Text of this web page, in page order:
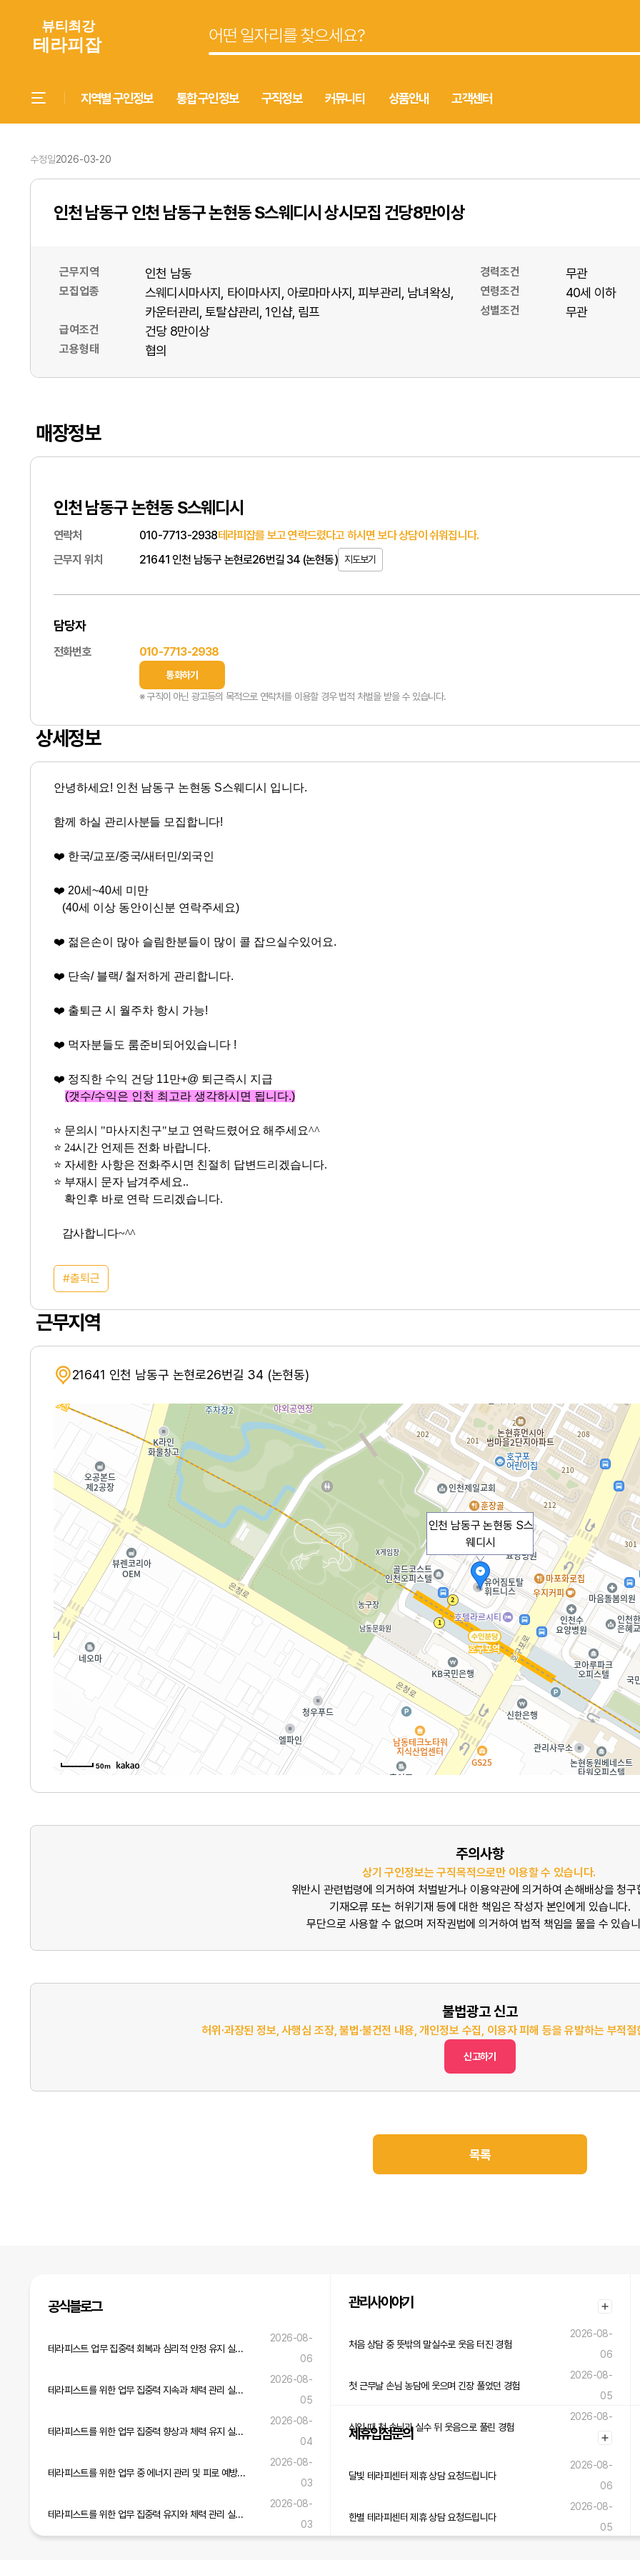
지역별 구인정보 통합 구인정보 구직정보 커뮤니티 상품안내 고객센터
수정일2026-03-20
인천 남동구 인천 남동구 논현동 S스웨디시 상시모집 건당8만이상
근무지역 인천 남동
모집업종 스웨디시마사지 타이마사지 아로마마사지 피부관리
남녀왁싱
카운터관리 토탈샵관리 1인샵 림프
급여조건 건당 8만이상
고용형태 협의
경력조건 무관
연령조건 40세 이하
성별조건 무관
매장정보
인천 남동구 논현동 S스웨디시
연락처 010-7713-2938테라피잡를 보고 연락드렸다고 하시면 보다 상담이 쉬워집니다.
근무지 위치
21641 인천 남동구 논현로26번길 34 (논현동) 지도보기
담당자
전화번호 010-7713-2938
통화하기
※ 구직이 아닌 광고등의 목적으로 연락처를 이용할 경우 법적 처벌을 받을 수 있습니다.
상세정보
안녕하세요! 인천 남동구 논현동 S스웨디시 입니다.
함께 하실 관리사분들 모집합니다!
❤️ 한국/교포/중국/새터민/외국인
❤️ 20세~40세 미만
(40세 이상 동안이신분 연락주세요)
❤️ 젊은손이 많아 슬림한분들이 많이 콜 잡으실수있어요.
❤️ 단속/ 블랙/ 철저하게 관리합니다.
❤️ 출퇴근 시 월주차 항시 가능!
❤️ 먹자분들도 룸준비되어있습니다 !
❤️ 정직한 수익 건당 11만+@ 퇴근즉시 지급
(갯수/수익은 인천 최고라 생각하시면 됩니다.)
⭐ 문의시 "마사지친구"보고 연락드렸어요 해주세요^^
⭐ 24시간 언제든 전화 바랍니다.
⭐ 자세한 사항은 전화주시면 친절히 답변드리겠습니다.
⭐ 부재시 문자 남겨주세요..
확인후 바로 연락 드리겠습니다.
감사합니다~^^
출퇴근
근무지역
21641 인천 남동구 논현로26번길 34 (논현동)
인천 남동구 논현동 S스
웨디시
50m
주의사항
상기 구인정보는 구직목적으로만 이용할 수 있습니다.
위반시 관련법령에 의거하여 처벌받거나 이용약관에 의거하여 손해배상을 청구
기재오류 또는 허위기재 등에 대한 책임은 작성자 본인에게 있습니다.
무단으로 사용할 수 없으며 저작권법에 의거하여 법적 책임을 물을 수 있습
불법광고 신고
허위·과장된 정보, 사행심 조장, 불법·불건전 내용, 개인정보 수집, 이용자 피해 등을 유발하는 부적
신고하기
목록
공식블로그
테라피스트 업무 집중력 회복과 심리적 안정 유지 실무 전략
2026-08-
06
테라피스트를 위한 업무 집중력 지속과 체력 관리 실무 노하우
2026-08-
05
테라피스트를 위한 업무 집중력 향상과 체력 유지 실무 가이드
2026-08-
04
테라피스트를 위한 업무 중 에너지 관리 및 피로 예방 실무 가이드
2026-08-
03
테라피스트를 위한 업무 집중력 유지와 체력 관리 실무 전략
2026-08-
03
관리사이야기
처음 상담 중 뜻밖의 말실수로 웃음 터진 경험
2026-08-
06
첫 근무날 손님 농담에 웃으며 긴장 풀었던 경험
2026-08-
05
신입 때 첫 손님과 실수 뒤 웃음으로 풀린 경험
2026-08-
05
제휴입점문의
달빛 테라피센터 제휴 상담 요청드립니다
2026-08-
06
한별 테라피센터 제휴 상담 요청드립니다
2026-08-
05